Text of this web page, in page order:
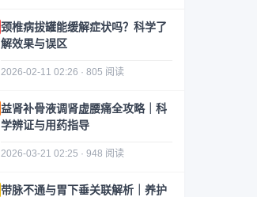
颈椎病拔罐能缓解症状吗？科学了
解效果与误区
2026-02-11 02:26 · 805 阅读
益肾补骨液调肾虚腰痛全攻略｜科
学辨证与用药指导
2026-03-21 02:25 · 948 阅读
带脉不通与胃下垂关联解析｜养护